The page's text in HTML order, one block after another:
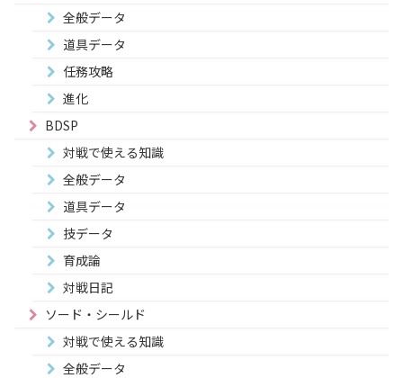
全般データ
道具データ
任務攻略
進化
BDSP
対戦で使える知識
全般データ
道具データ
技データ
育成論
対戦日記
ソード・シールド
対戦で使える知識
全般データ